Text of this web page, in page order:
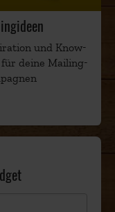
und Know-
deine Mailing-